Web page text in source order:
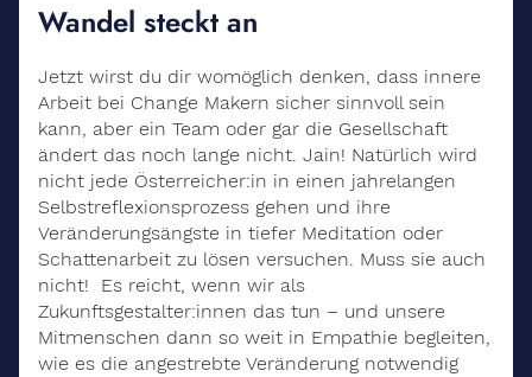
Wandel steckt an
Jetzt wirst du dir womöglich denken, dass innere
Arbeit bei Change Makern sicher sinnvoll sein
kann, aber ein Team oder gar die Gesellschaft
ändert das noch lange nicht. Jain! Natürlich wird
nicht jede Österreicher:in in einen jahrelangen
Selbstreflexionsprozess gehen und ihre
Veränderungsängste in tiefer Meditation oder
Schattenarbeit zu lösen versuchen. Muss sie auch
nicht! Es reicht, wenn wir als
Zukunftsgestalter:innen das tun – und unsere
Mitmenschen dann so weit in Empathie begleiten,
wie es die angestrebte Veränderung notwendig